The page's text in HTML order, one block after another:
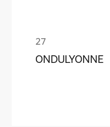
ONDULYONNE